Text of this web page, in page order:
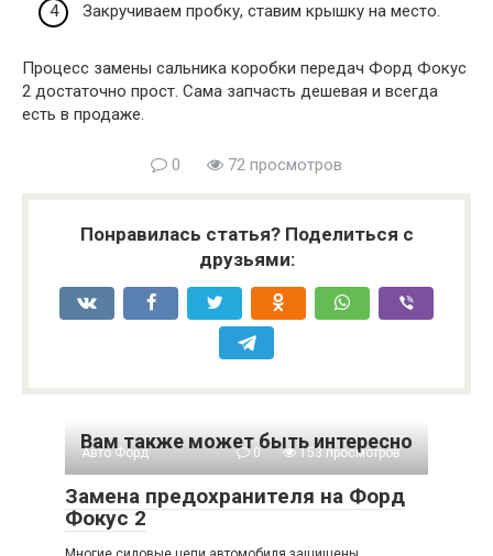
Закручиваем пробку, ставим крышку на место.
Процесс замены сальника коробки передач Форд Фокус
2 достаточно прост. Сама запчасть дешевая и всегда
есть в продаже.
0 72 просмотров
Понравилась статья? Поделиться с
друзьями:
Вам также может быть интересно
Авто Форд 0 153 просмотров
Замена предохранителя на Форд
Фокус 2